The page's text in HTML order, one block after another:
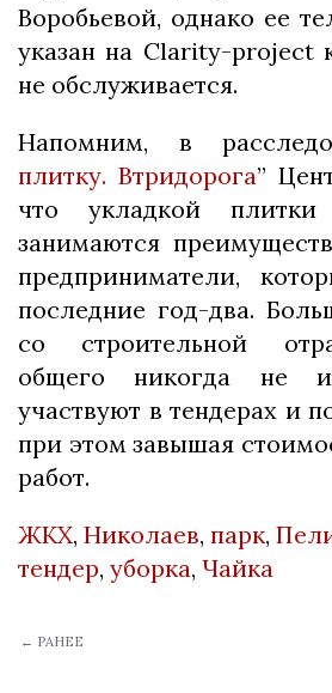
Воробьевой, однако ее
указан на Clarity-project
не обслуживается.
Напомним, в
плитку. Втридорога”
что укладкой
занимаются
предприниматели,
последние год-два.
со строительной
общего никогда не
участвуют в тендерах и
при этом завышая
работ.
ЖКХ, Николаев, парк,
тендер, уборка, Чайка
← РАНЕЕ